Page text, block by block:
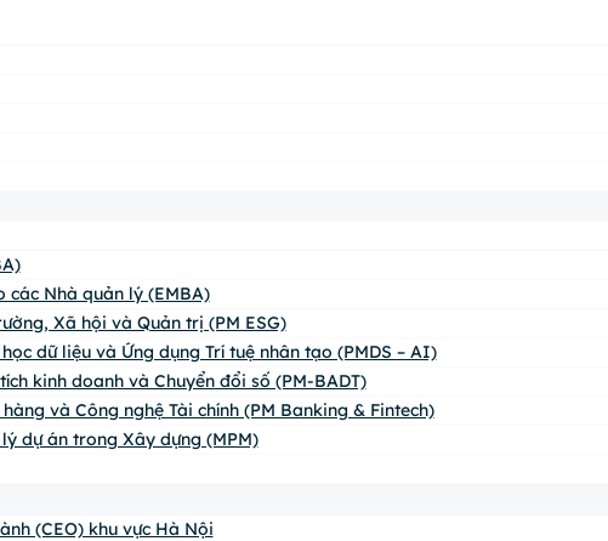
các Nhà quản lý (EMBA)
Xã hội và Quản trị (PM ESG)
dữ liệu và Ứng dụng Trí tuệ nhân tạo (PMDS – AI)
kinh doanh và Chuyển đổi số (PM-BADT)
và Công nghệ Tài chính (PM Banking & Fintech)
dự án trong Xây dựng (MPM)
(CEO) khu vực Hà Nội